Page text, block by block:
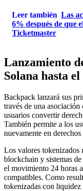
Leer también Las
6% después de que
Ticketmaster
Lanzamiento
Solana hasta
Backpack lanzará sus
través de una
usuarios convertir
También permite a los
nuevamente en
Los valores tokenizados
blockchain y sistemas
el movimiento 24 horas
compatibles. Como
tokenizadas con liquidez